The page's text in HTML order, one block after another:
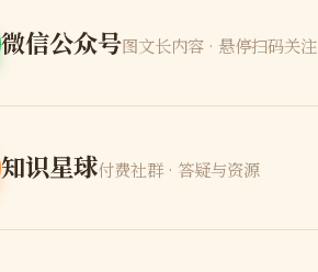
微信公众号图文长内容 · 悬停扫码关注
知识星球付费社群 · 答疑与资源